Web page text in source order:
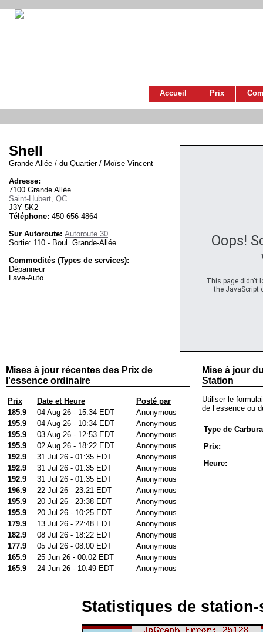
Accueil Prix
Oops!
This page didn't
the JavaScript
Shell
Grande Allée / du Quartier / Moïse Vincent
Adresse:
7100 Grande Allée
Saint-Hubert, QC
J3Y 5K2
Téléphone: 450-656-4864
Sur Autoroute: Autoroute 30
Sortie: 110 - Boul. Grande-Allée
Commodités (Types de services):
Dépanneur
Lave-Auto
Mises à jour récentes des Prix de
l'essence ordinaire
Prix Date et Heure
Posté par
185.9
04 Aug 26 - 15:34 EDT
Anonymous
195.9
04 Aug 26 - 10:34 EDT
Anonymous
195.9
03 Aug 26 - 12:53 EDT
Anonymous
195.9
02 Aug 26 - 18:22 EDT
Anonymous
192.9
31 Jul 26 - 01:35 EDT
Anonymous
192.9
31 Jul 26 - 01:35 EDT
Anonymous
192.9
31 Jul 26 - 01:35 EDT
Anonymous
196.9
22 Jul 26 - 23:21 EDT
Anonymous
195.9
20 Jul 26 - 23:38 EDT
Anonymous
195.9
20 Jul 26 - 10:25 EDT
Anonymous
179.9
13 Jul 26 - 22:48 EDT
Anonymous
182.9
08 Jul 26 - 18:22 EDT
Anonymous
177.9
05 Jul 26 - 08:00 EDT
Anonymous
165.9
25 Jun 26 - 00:02 EDT
Anonymous
165.9
24 Jun 26 - 10:49 EDT Anonymous
Mise à jour
Station
Utiliser le
de l’essence ou
Type de
Prix:
Heure:
Statistiques de station-